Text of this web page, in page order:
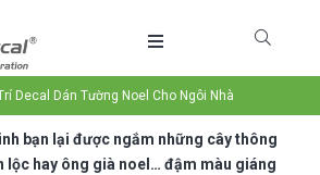
Decal Dán Tường Noel Cho Ngôi Nhà
bạn lại được ngắm những cây thông
lộc hay ông già noel… đậm màu giáng